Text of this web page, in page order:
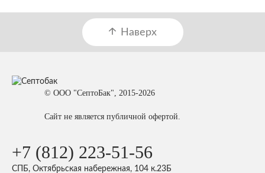
Наверх
© ООО "СептоБак", 2015-2026
Сайт не является публичной офертой.
+7 (812) 223-51-56
СПБ, Октябрьская набережная, 104 к.23Б